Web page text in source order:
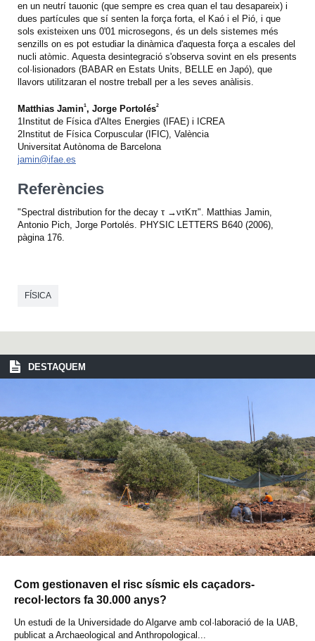
en un neutrí tauonic (que sempre es crea quan el tau desapareix) i
dues partícules que sí senten la força forta, el Kaó i el Pió, i que
sols existeixen uns 0'01 microsegons, és un dels sistemes més
senzills on es pot estudiar la dinàmica d'aquesta força a escales del
nucli atòmic. Aquesta desintegració s'observa sovint en els presents
col·lisionadors (BABAR en Estats Units, BELLE en Japó), que
llavors utilitzaran el nostre treball per a les seves anàlisis.
Matthias Jamin1 , Jorge Portolés2
1Institut de Física d'Altes Energies (IFAE) i ICREA
2Institut de Física Corpuscular (IFIC), València
Universitat Autònoma de Barcelona
jamin@ifae.es
Referències
"Spectral distribution for the decay τ →ντKπ". Matthias Jamin,
Antonio Pich, Jorge Portolés. PHYSIC LETTERS B640 (2006),
pàgina 176.
FÍSICA
DESTAQUEM
Com gestionaven el risc sísmic els caçadors-
recol·lectors fa 30.000 anys?
Un estudi de la Universidade do Algarve amb col·laboració de la UAB,
publicat a Archaeological and Anthropological...